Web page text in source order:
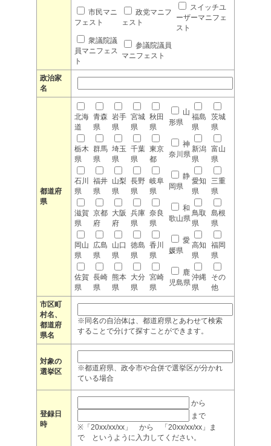
市民マニ
フェスト
政党マニフ
ェスト
スイッチユ
ーザーマニフェ
スト
衆議院議
員マニフェス
ト
参議院議員
マニフェスト
政治家
名
都道府
県
北海
道
青森
県
岩手
県
宮城
県
秋田
県
山
形県
福島
県
茨城
県
栃木
県
群馬
県
埼玉
県
千葉
県
東京
都
神
奈川県
新潟
県
富山
県
石川
県
福井
県
山梨
県
長野
県
岐阜
県
静
岡県
愛知
県
三重
県
滋賀
県
京都
府
大阪
府
兵庫
県
奈良
県
和
歌山県
鳥取
県
島根
県
岡山
県
広島
県
山口
県
徳島
県
香川
県
愛
媛県
高知
県
福岡
県
佐賀
県
長崎
県
熊本
県
大分
県
宮崎
県
鹿
児島県
沖縄
県
その
他
市区町
村名、
都道府
県名
※同名の自治体は、都道府県とあわせて検索
することで分けて探すことができます。
対象の
選挙区
※都道府県、政令市や合併で選挙区が分かれ
ている場合
登録日
時
から
まで
※「20xx/xx/xx」 から 「20xx/xx/xx」ま
で というように入力してください。